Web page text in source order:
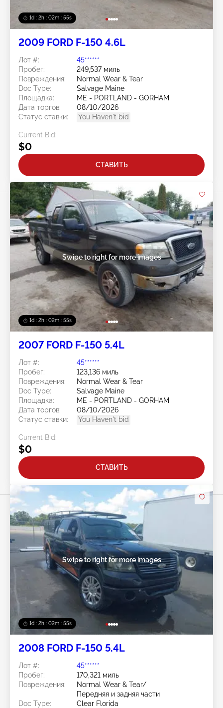
1d : 2h : 02m : 52s
2009 FORD F-150 4.6L
Лот #:
45******
Пробег:
249,537 миль
Повреждения:
Normal Wear & Tear
Doc Type:
Salvage Maine
Площадка:
ME - PORTLAND - GORHAM
Дата торгов:
08/10/2026
Статус ставки:
You Haven't bid
Current Bid:
$0
СТАВИТЬ
1d : 2h : 02m : 52s
Swipe to right for more images
2007 FORD F-150 5.4L
Лот #:
45******
Пробег:
123,136 миль
Повреждения:
Normal Wear & Tear
Doc Type:
Salvage Maine
Площадка:
ME - PORTLAND - GORHAM
Дата торгов:
08/10/2026
Статус ставки:
You Haven't bid
Current Bid:
$0
СТАВИТЬ
1d : 2h : 02m : 52s
Swipe to right for more images
2008 FORD F-150 5.4L
Лот #:
45******
Пробег:
170,321 миль
Повреждения:
Normal Wear & Tear/
Передняя и задняя части
Doc Type:
Clear Florida